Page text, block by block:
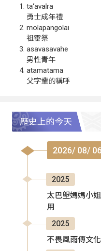
ta‘avalra
勇士成年禮
molapangolai
祖靈祭
asavasavahe
男性青年
atamatama
父字輩的稱呼
歷史上的今天
2026/ 08/ 06
2025
太巴塱媽媽小
用
2025
不畏風雨傳文